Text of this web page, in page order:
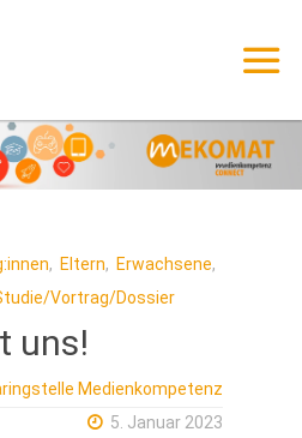
, Eltern, Erwachsene,
Vortrag/Dossier
uns!
Medienkompetenz
5. Januar 2023